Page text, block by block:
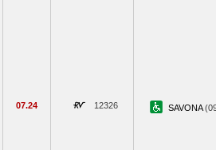
07.24 12326 SAVONA